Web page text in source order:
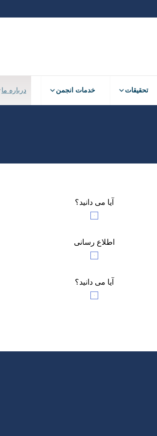
تحقیقات خدمات انجمن درباره ما
آیا می دانید؟
اطلاع رسانی
آیا می دانید؟